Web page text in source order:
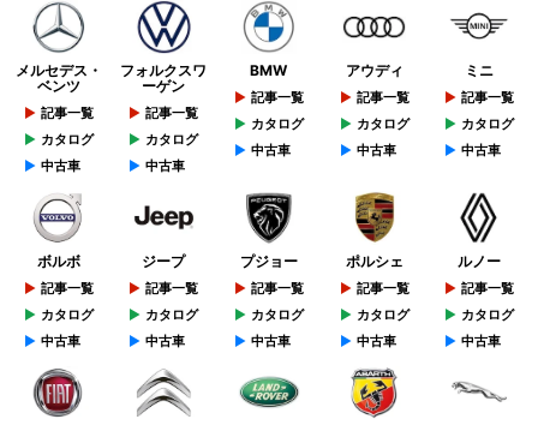
メルセデス・
ベンツ
記事一覧
カタログ
中古車
フォルクスワ
ーゲン
記事一覧
カタログ
中古車
BMW
記事一覧
カタログ
中古車
アウディ
記事一覧
カタログ
中古車
ミニ
記事一覧
カタログ
中古車
ボルボ
記事一覧
カタログ
中古車
ジープ
記事一覧
カタログ
中古車
プジョー
記事一覧
カタログ
中古車
ポルシェ
記事一覧
カタログ
中古車
ルノー
記事一覧
カタログ
中古車